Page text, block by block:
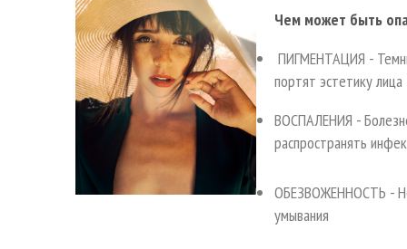
Чем может быть
ПИГМЕНТАЦИЯ -
портят эстетику лица
ВОСПАЛЕНИЯ -
распространять
ОБЕЗВОЖЕННОСТЬ -
умывания